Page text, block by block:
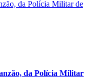
da Polícia Militar